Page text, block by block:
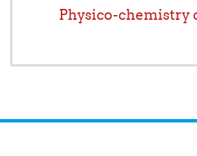
applications variées, allant des
domestiques aux solutions
Physico-chemistry